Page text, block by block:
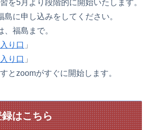
を5月より段階的に開始いたします。
に申し込みをしてください。
福島まで。
り口 」
り口 」
とzoomがすぐに開始します。
はこちら